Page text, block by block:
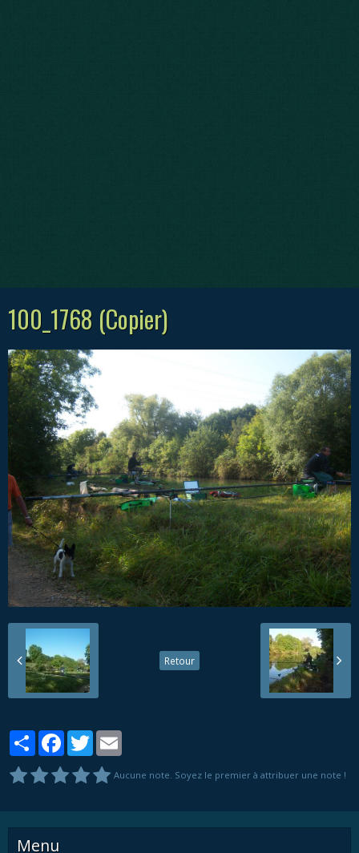
100_1768 (Copier)
Retour
PartagerFacebook
Twitter
Aucune note. Soyez le premier à attribuer une note !
Menu